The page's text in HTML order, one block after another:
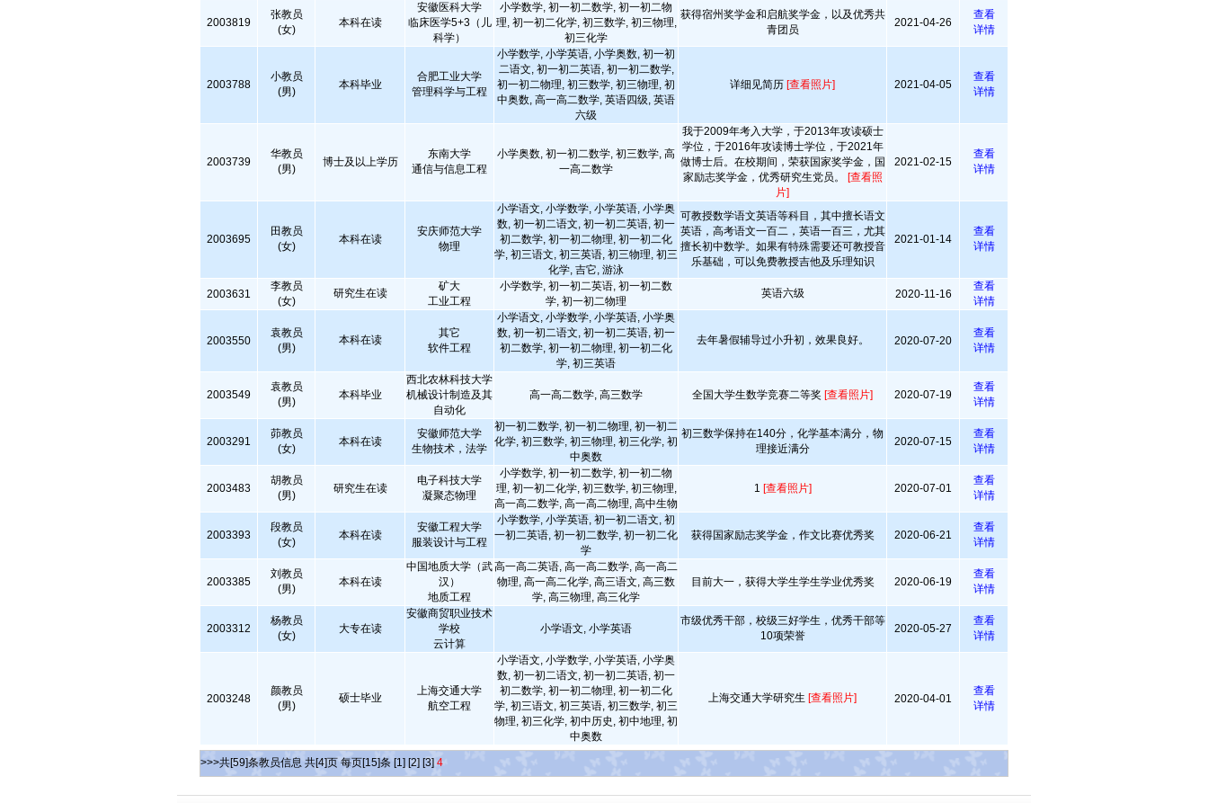
2003819
张教员
(女)
本科在读
安徽医科大学
临床医学5+3（儿
科学）
小学数学, 初一初二数学, 初一初二物
理, 初一初二化学, 初三数学, 初三物理,
初三化学
获得宿州奖学金和启航奖学金，以及优秀共
青团员
2021-04-26
查看
详情
2003788
小教员
(男)
本科毕业
合肥工业大学
管理科学与工程
小学数学, 小学英语, 小学奥数, 初一初
二语文, 初一初二英语, 初一初二数学,
初一初二物理, 初三数学, 初三物理, 初
中奥数, 高一高二数学, 英语四级, 英语
六级
详细见简历 [查看照片] 2021-04-05
查看
详情
2003739
华教员
(男)
博士及以上学历
东南大学
通信与信息工程
小学奥数, 初一初二数学, 初三数学, 高
一高二数学
我于2009年考入大学，于2013年攻读硕士
学位，于2016年攻读博士学位，于2021年
做博士后。在校期间，荣获国家奖学金，国
家励志奖学金，优秀研究生党员。
[查看照
片]
2021-02-15
查看
详情
2003695
田教员
(女)
本科在读
安庆师范大学
物理
小学语文, 小学数学, 小学英语, 小学奥
数, 初一初二语文, 初一初二英语, 初一
初二数学, 初一初二物理, 初一初二化
学, 初三语文, 初三英语, 初三物理, 初三
化学, 吉它, 游泳
可教授数学语文英语等科目，其中擅长语文
英语，高考语文一百二，英语一百三，尤其
擅长初中数学。如果有特殊需要还可教授音
乐基础，可以免费教授吉他及乐理知识
2021-01-14
查看
详情
2003631
李教员
(女)
研究生在读
矿大
工业工程
小学数学, 初一初二英语, 初一初二数
学, 初一初二物理
英语六级 2020-11-16
查看
详情
2003550
袁教员
(男)
本科在读
其它
软件工程
小学语文, 小学数学, 小学英语, 小学奥
数, 初一初二语文, 初一初二英语, 初一
初二数学, 初一初二物理, 初一初二化
学, 初三英语
去年暑假辅导过小升初，效果良好。 2020-07-20
查看
详情
2003549
袁教员
(男)
本科毕业
西北农林科技大学
机械设计制造及其
自动化
高一高二数学, 高三数学 全国大学生数学竞赛二等奖 [查看照片] 2020-07-19
查看
详情
2003291
茆教员
(女)
本科在读
安徽师范大学
生物技术，法学
初一初二数学, 初一初二物理, 初一初二
化学, 初三数学, 初三物理, 初三化学, 初
中奥数
初三数学保持在140分，化学基本满分，物
理接近满分
2020-07-15
查看
详情
2003483
胡教员
(男)
研究生在读
电子科技大学
凝聚态物理
小学数学, 初一初二数学, 初一初二物
理, 初一初二化学, 初三数学, 初三物理,
高一高二数学, 高一高二物理, 高中生物
1 [查看照片] 2020-07-01
查看
详情
2003393
段教员
(女)
本科在读
安徽工程大学
服装设计与工程
小学数学, 小学英语, 初一初二语文, 初
一初二英语, 初一初二数学, 初一初二化
学
获得国家励志奖学金，作文比赛优秀奖 2020-06-21
查看
详情
2003385
刘教员
(男)
本科在读
中国地质大学（武
汉）
地质工程
高一高二英语, 高一高二数学, 高一高二
物理, 高一高二化学, 高三语文, 高三数
学, 高三物理, 高三化学
目前大一，获得大学生学生学业优秀奖 2020-06-19
查看
详情
2003312
杨教员
(女)
大专在读
安徽商贸职业技术
学校
云计算
小学语文, 小学英语
市级优秀干部，校级三好学生，优秀干部等
10项荣誉
2020-05-27
查看
详情
2003248
颜教员
(男)
硕士毕业
上海交通大学
航空工程
小学语文, 小学数学, 小学英语, 小学奥
数, 初一初二语文, 初一初二英语, 初一
初二数学, 初一初二物理, 初一初二化
学, 初三语文, 初三英语, 初三数学, 初三
物理, 初三化学, 初中历史, 初中地理, 初
中奥数
上海交通大学研究生 [查看照片] 2020-04-01
查看
详情
>>>共[59]条教员信息 共[4]页 每页[15]条 [1] [2] [3] 4